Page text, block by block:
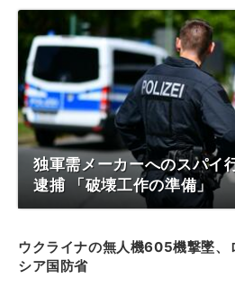
独軍需メーカーへのスパイ
逮捕 「破壊工作の準備」
ウクライナの無人機605機撃墜、
シア国防省